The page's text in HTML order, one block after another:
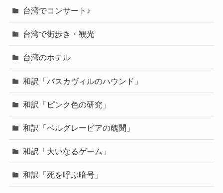
台湾でコンサート♪
台湾で街歩き・観光
台湾のホテル
和訳「バスカヴィルのハウンド」
和訳「ピンク色の研究」
和訳「ベルグレービアの醜聞」
和訳「大いなるゲーム」
和訳「死を呼ぶ暗号」